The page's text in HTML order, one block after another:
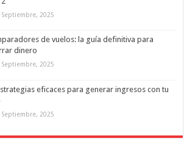
Septiembre, 2025
de vuelos: la guía definitiva para
dinero
Septiembre, 2025
eficaces para generar ingresos con tu
Septiembre, 2025